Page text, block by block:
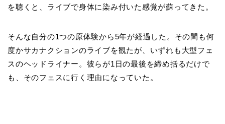
を聴くと、ライブで身体に染み付いた感覚が蘇ってきた。
そんな自分の1つの原体験から5年が経過した。その間も何
度かサカナクションのライブを観たが、いずれも大型フェ
スのヘッドライナー。彼らが1日の最後を締め括るだけで
も、そのフェスに行く理由になっていた。